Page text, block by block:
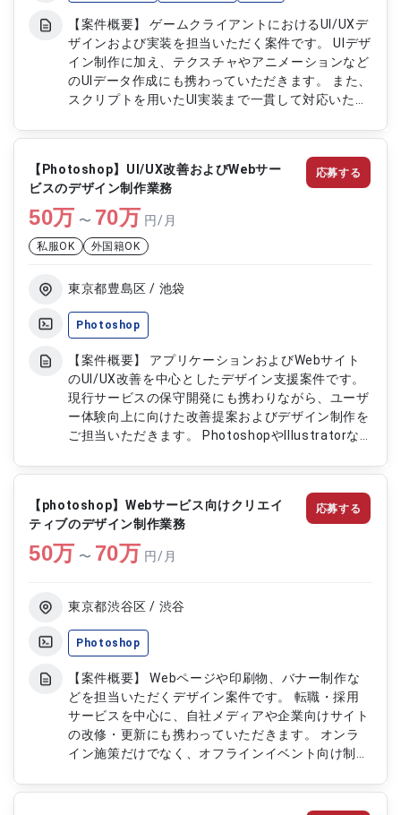
【案件概要】 ゲームクライアントにおけるUI/UXデ
ザインおよび実装を担当いただく案件です。 UIデザ
イン制作に加え、テクスチャやアニメーションなど
のUIデータ作成にも携わっていただきます。 また、
スクリプトを用いたUI実装まで一貫して対応いただ
だきます。 ゲームの操作性・視認性向上に寄与す
クライアントのUIデザイン制作 ・UIデータ（テクス
チャ・アニメーション）の作成 ・スクリプトを用
いたUI実装対応 ・UI/UX改善に向けたデザイン調整
および修正対応 ・ゲーム画面の視認性・操作性向
上に向けた制作支援
【Photoshop】UI/UX改善およびWebサー
ビスのデザイン制作業務
50万 〜 70万 円/月
私服OK 外国籍OK
東京都豊島区 / 池袋
Photoshop
【案件概要】 アプリケーションおよびWebサイト
のUI/UX改善を中心としたデザイン支援案件です。
現行サービスの保守開発にも携わりながら、ユーザ
ー体験向上に向けた改善提案およびデザイン制作を
ご担当いただきます。 PhotoshopやIllustratorな
HTML/CSS実装にも関与いただきます。 既存サー
ビスの品質向上と継続的な改善を推進いただく案件
です。 【作業内容】 ・Photoshop、Illustrator、
Sketchを用いたWebおよびアプリデザイン制作 ・
UI/UX改善に向けたデザイン提案および作成 ・既存
サービスのデザイン改修および保守対応 ・
て） ・画面設計および関係者との調整対応
応募する
【photoshop】Webサービス向けクリエイ
ティブのデザイン制作業務
50万 〜 70万 円/月
東京都渋谷区 / 渋谷
Photoshop
【案件概要】 Webページや印刷物、バナー制作な
どを担当いただくデザイン案件です。 転職・採用
サービスを中心に、自社メディアや企業向けサイト
の改修・更新にも携わっていただきます。 オンラ
イン施策だけでなく、オフラインイベント向け制作
フロントエンド開発や動画制作にも関わることが可
応募する